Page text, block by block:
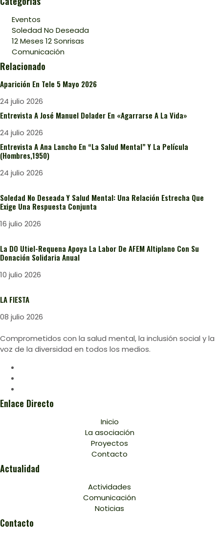
Eventos
Soledad No Deseada
12 Meses 12 Sonrisas
Comunicación
Relacionado
Aparición En Tele 5 Mayo 2026
24 julio 2026
Entrevista A José Manuel Dolader En «Agarrarse A La Vida»
24 julio 2026
Entrevista A Ana Lancho En “La Salud Mental” Y La Película
(Hombres,1950)
24 julio 2026
Soledad No Deseada Y Salud Mental: Una Relación Estrecha Que
Exige Una Respuesta Conjunta
16 julio 2026
La DO Utiel-Requena Apoya La Labor De AFEM Altiplano Con Su
Donación Solidaria Anual
10 julio 2026
LA FIESTA
08 julio 2026
Comprometidos con la salud mental, la inclusión social y la
voz de la diversidad en todos los medios.
Enlace Directo
Inicio
La asociación
Proyectos
Contacto
Actualidad
Actividades
Comunicación
Noticias
Contacto